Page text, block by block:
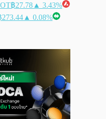
฿27.78 ▲ 3.43%
273.44 ▲ 0.08%